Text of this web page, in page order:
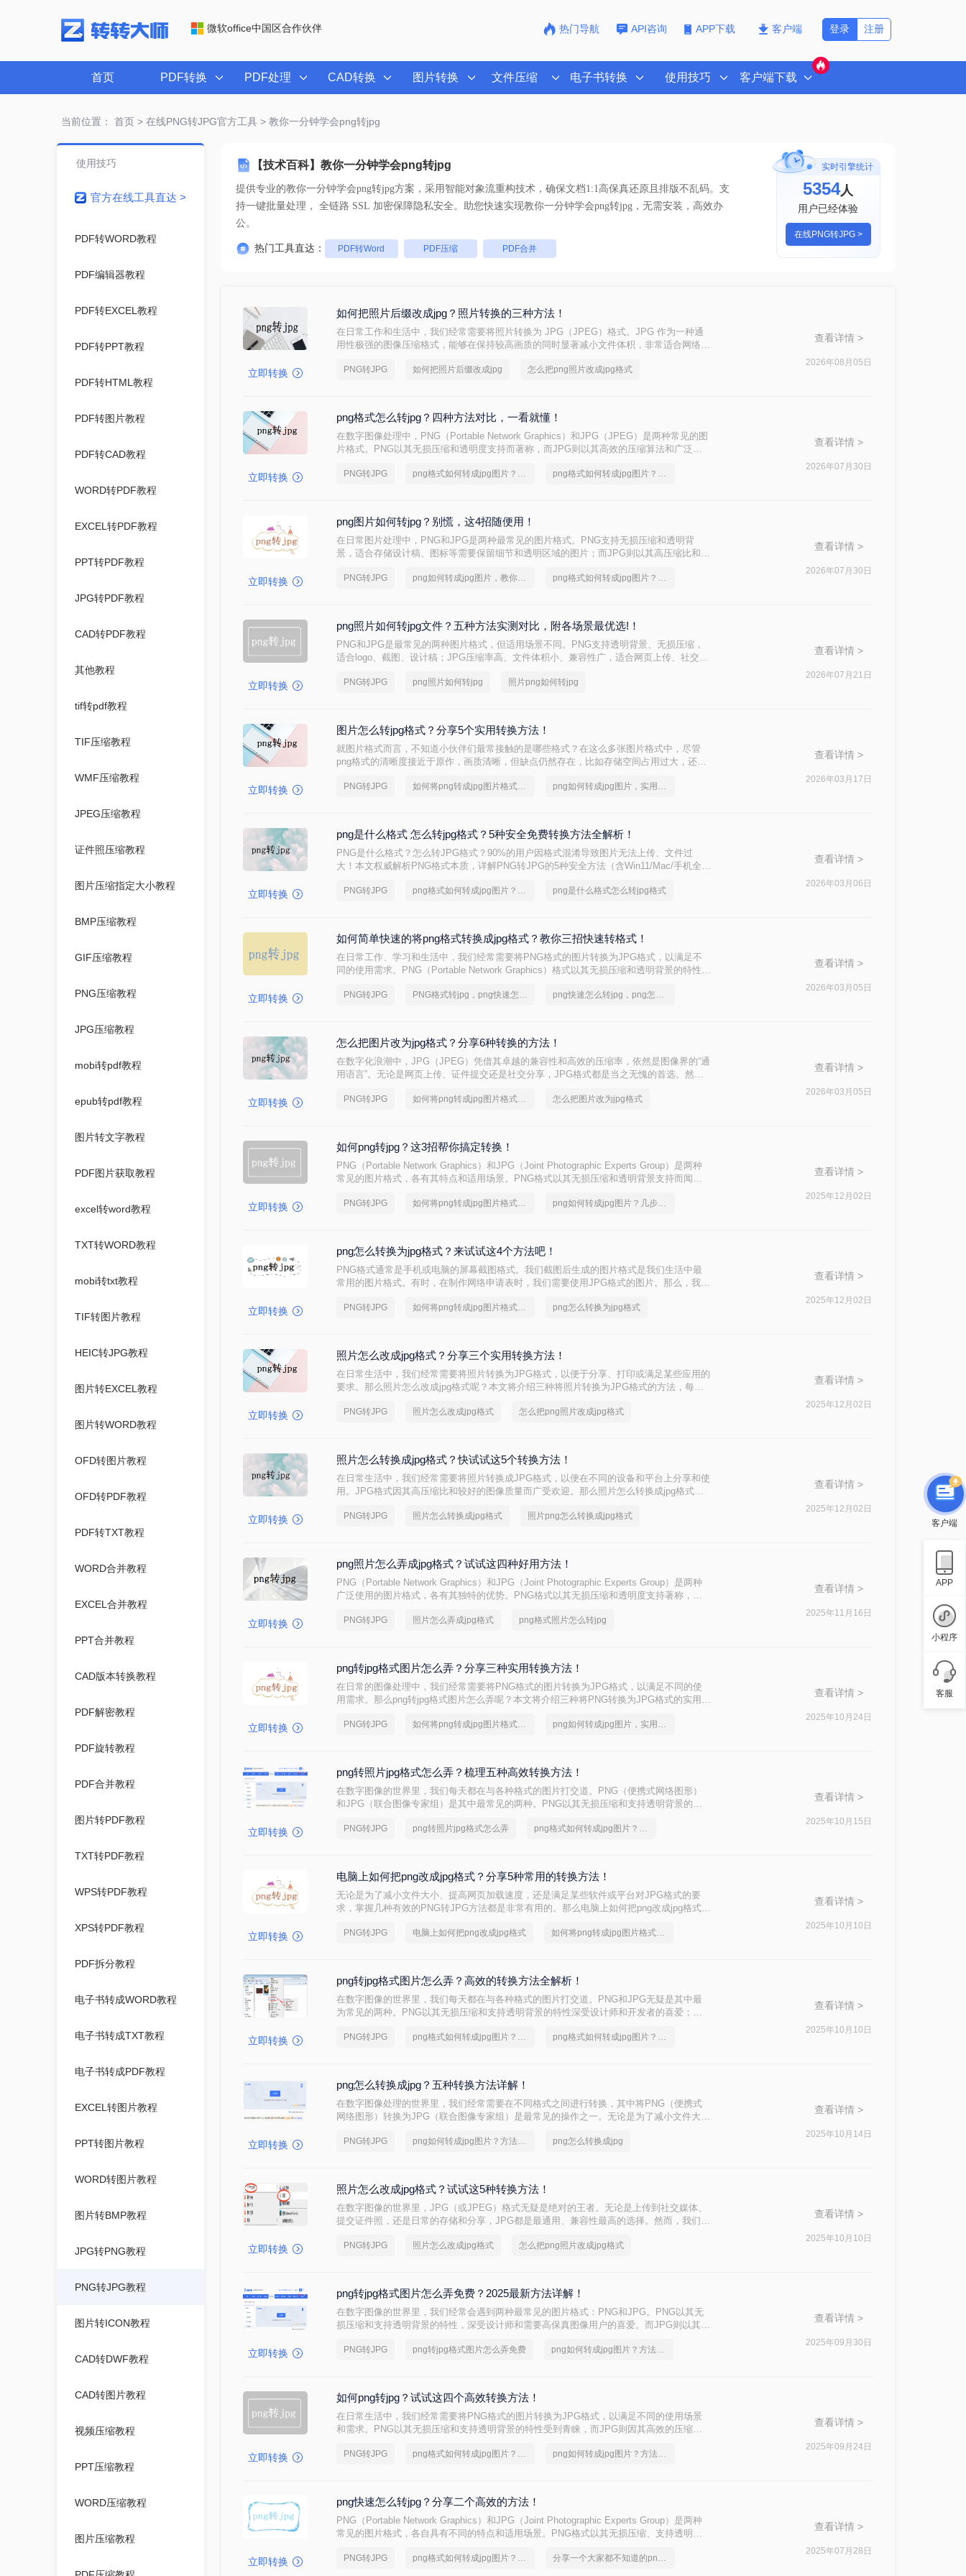
微软office中国区合作伙伴 热门导航 API咨询 APP下载 客户端 注册
登录
首页 PDF转换 PDF处理 CAD转换 图片转换 文件压缩 电子书转换 使用技巧 客户端下载
当前位置： 首页> 在线PNG转JPG官方工具> 教你一分钟学会png转jpg
【技术百科】教你一分钟学会png转jpg
提供专业的教你一分钟学会png转jpg方案，采用智能对象流重构技术，确保文档1:1高保真还原且排版不乱码。支
持一键批量处理， 全链路 SSL 加密保障隐私安全。助您快速实现教你一分钟学会png转jpg，无需安装，高效办
公。
热门工具直达： PDF转Word PDF压缩 PDF合并
实时引擎统计
5354人
用户已经体验
在线PNG转JPG >
使用技巧
官方在线工具直达 >
PDF转WORD教程
PDF编辑器教程
PDF转EXCEL教程
PDF转PPT教程
PDF转HTML教程
PDF转图片教程
PDF转CAD教程
WORD转PDF教程
EXCEL转PDF教程
PPT转PDF教程
JPG转PDF教程
CAD转PDF教程
其他教程
tif转pdf教程
TIF压缩教程
WMF压缩教程
JPEG压缩教程
证件照压缩教程
图片压缩指定大小教程
BMP压缩教程
GIF压缩教程
PNG压缩教程
JPG压缩教程
mobi转pdf教程
epub转pdf教程
图片转文字教程
PDF图片获取教程
excel转word教程
TXT转WORD教程
mobi转txt教程
TIF转图片教程
HEIC转JPG教程
图片转EXCEL教程
图片转WORD教程
OFD转图片教程
OFD转PDF教程
PDF转TXT教程
WORD合并教程
EXCEL合并教程
PPT合并教程
CAD版本转换教程
PDF解密教程
PDF旋转教程
PDF合并教程
图片转PDF教程
TXT转PDF教程
WPS转PDF教程
XPS转PDF教程
PDF拆分教程
电子书转成WORD教程
电子书转成TXT教程
电子书转成PDF教程
EXCEL转图片教程
PPT转图片教程
WORD转图片教程
图片转BMP教程
JPG转PNG教程
PNG转JPG教程
图片转ICON教程
CAD转DWF教程
CAD转图片教程
视频压缩教程
PPT压缩教程
WORD压缩教程
图片压缩教程
立即转换
如何把照片后缀改成jpg？照片转换的三种方法！
在日常工作和生活中，我们经常需要将照片转换为 JPG（JPEG）格式。JPG 作为一种通
用性极强的图像压缩格式，能够在保持较高画质的同时显著减小文件体积，非常适合网络传
“真实格式转换”，导致图片损坏或出现黑边、花屏等问题。本文从操作难度、转换质量、隐
PNG转JPG 如何把照片后缀改成jpg 怎么把png照片改成jpg格式
查看详情 >
2026年08月05日
立即转换
png格式怎么转jpg？四种方法对比，一看就懂！
在数字图像处理中，PNG（Portable Network Graphics）和JPG（JPEG）是两种常见的图
片格式。PNG以其无损压缩和透明度支持而著称，而JPG则以其高效的压缩算法和广泛的
转换为JPG格式。那么png格式怎么转jpg​呢？本文将介绍四种将PNG转换为JPG的高效方
PNG转JPG png格式如何转成jpg图片？方法详细解析 png格式如何转成jpg图片？简单易学的方法
查看详情 >
2026年07月30日
立即转换
png图片如何转jpg？别慌，这4招随便用！
在日常图片处理中，PNG和JPG是两种最常见的图片格式。PNG支持无损压缩和透明背
景，适合存储设计稿、图标等需要保留细节和透明区域的图片；而JPG则以其高压缩比和广
JPG呢？本文将先给出四种方案的直观对比，再逐一拆解操作步骤，您可根据图片数量、画
PNG转JPG png如何转成jpg图片，教你一招搞定 png格式如何转成jpg图片？几招轻松搞定
查看详情 >
2026年07月30日
立即转换
png照片如何转jpg文件？五种方法实测对比，附各场景最优选!！
PNG和JPG是最常见的两种图片格式，但适用场景不同。PNG支持透明背景、无损压缩，
适合logo、截图、设计稿；JPG压缩率高、文件体积小、兼容性广，适合网页上传、社交分
率、数据安全方面差异很大，选错方法可能导致图片模糊、色彩失真，甚至透明背景变成黑
PNG转JPG png照片如何转jpg 照片png如何转jpg
查看详情 >
2026年07月21日
立即转换
图片怎么转jpg格式？分享5个实用转换方法！
就图片格式而言，不知道小伙伴们最常接触的是哪些格式？在这么多张图片格式中，尽管
png格式的清晰度接近于原作，画质清晰，但缺点仍然存在，比如存储空间占用过大，还有
jpg？
PNG转JPG 如何将png转成jpg图片格式，实用的方法来了 png如何转成jpg图片，实用方法不要错过
查看详情 >
2026年03月17日
立即转换
png是什么格式 怎么转jpg格式？5种安全免费转换方法全解析！
PNG是什么格式？怎么转JPG格式？90%的用户因格式混淆导致图片无法上传、文件过
大！本文权威解析PNG格式本质，详解PNG转JPG的5种安全方法（含Win11/Mac/手机全平
图片格式转换核心痛点。
PNG转JPG png格式如何转成jpg图片？方法详细解析 png是什么格式怎么转jpg格式
查看详情 >
2026年03月06日
立即转换
如何简单快速的将png格式转换成jpg格式？教你三招快速转格式！
在日常工作、学习和生活中，我们经常需要将PNG格式的图片转换为JPG格式，以满足不
同的使用需求。PNG（Portable Network Graphics）格式以其无损压缩和透明背景的特性而
件大小而更适合网络传输和打印
PNG转JPG PNG格式转jpg，png快速怎么转jpg png快速怎么转jpg，png怎么转jpg格式
查看详情 >
2026年03月05日
立即转换
怎么把图片改为jpg格式？分享6种转换的方法！
在数字化浪潮中，JPG（JPEG）凭借其卓越的兼容性和高效的压缩率，依然是图像界的“通
用语言”。无论是网页上传、证件提交还是社交分享，JPG格式都是当之无愧的首选。然
摒弃繁琐的软件推荐，为你呈现最纯粹、最有效的实战方案。
PNG转JPG 如何将png转成jpg图片格式，分享一种简单的方法 怎么把图片改为jpg格式
查看详情 >
2026年03月05日
立即转换
如何png转jpg？这3招帮你搞定转换！
PNG（Portable Network Graphics）和JPG（Joint Photographic Experts Group）是两种
常见的图片格式，各有其特点和适用场景。PNG格式以其无损压缩和透明背景支持而闻
PNG格式的图片转换为JPG格式，以满足特定的需求。那么如何png转jpg呢？本文将介绍三
PNG转JPG 如何将png转成jpg图片格式，转转大师帮你解决 png如何转成jpg图片？几步就搞定
查看详情 >
2025年12月02日
立即转换
png怎么转换为jpg格式？来试试这4个方法吧！
PNG格式通常是手机或电脑的屏幕截图格式。我们截图后生成的图片格式是我们生活中最
常用的图片格式。有时，在制作网络申请表时，我们需要使用JPG格式的图片。那么，我们
吧。
PNG转JPG 如何将png转成jpg图片格式，实用的方法来了 png怎么转换为jpg格式
查看详情 >
2025年12月02日
立即转换
照片怎么改成jpg格式？分享三个实用转换方法！
在日常生活中，我们经常需要将照片转换为JPG格式，以便于分享、打印或满足某些应用的
要求。那么照片怎么改成jpg格式呢？本文将介绍三种将照片转换为JPG格式的方法，每种
PNG转JPG 照片怎么改成jpg格式 怎么把png照片改成jpg格式
查看详情 >
2025年12月02日
立即转换
照片怎么转换成jpg格式？快试试这5个转换方法！
在日常生活中，我们经常需要将照片转换成JPG格式，以便在不同的设备和平台上分享和使
用。JPG格式因其高压缩比和较好的图像质量而广受欢迎。那么照片怎么转换成jpg格式
件、操作系统自带功能、专业批量转换软件以及直接修改文件后缀名（虽然不推荐但提及以
PNG转JPG 照片怎么转换成jpg格式 照片png怎么转换成jpg格式
查看详情 >
2025年12月02日
立即转换
png照片怎么弄成jpg格式？试试这四种好用方法！
PNG（Portable Network Graphics）和JPG（Joint Photographic Experts Group）是两种
广泛使用的图片格式，各有其独特的优势。PNG格式以其无损压缩和透明度支持著称，非
率闻名，适合存储照片和真实场景图像。然而，有时我们需要将PNG照片转换为JPG格
PNG转JPG 照片怎么弄成jpg格式 png格式照片怎么转jpg
查看详情 >
2025年11月16日
立即转换
png转jpg格式图片怎么弄？分享三种实用转换方法！
在日常的图像处理中，我们经常需要将PNG格式的图片转换为JPG格式，以满足不同的使
用需求。那么png转jpg格式图片怎么弄呢？本文将介绍三种将PNG转换为JPG格式的实用方
PNG转JPG 如何将png转成jpg图片格式，实用的方法来了 png如何转成jpg图片，实用方法不要错过
查看详情 >
2025年10月24日
立即转换
png转照片jpg格式怎么弄？梳理五种高效转换方法！
在数字图像的世界里，我们每天都在与各种格式的图片打交道。PNG（便携式网络图形）
和JPG（联合图像专家组）是其中最常见的两种。PNG以其无损压缩和支持透明背景的特
网站上快速加载图片
PNG转JPG png转照片jpg格式怎么弄 png格式如何转成jpg图片？简单高效的恢复方法
查看详情 >
2025年10月15日
立即转换
电脑上如何把png改成jpg格式？分享5种常用的转换方法！
无论是为了减小文件大小、提高网页加载速度，还是满足某些软件或平台对JPG格式的要
求，掌握几种有效的PNG转JPG方法都是非常有用的。那么电脑上如何把png改成jpg格式
PNG转JPG 电脑上如何把png改成jpg格式 如何将png转成jpg图片格式，分享一种简单的方法
查看详情 >
2025年10月10日
立即转换
png转jpg格式图片怎么弄？高效的转换方法全解析！
在数字图像的世界里，我们每天都在与各种格式的图片打交道。PNG和JPG无疑是其中最
为常见的两种。PNG以其无损压缩和支持透明背景的特性深受设计师和开发者的喜爱；而
日常存储的绝对主力。因此，将PNG转换
PNG转JPG png格式如何转成jpg图片？简单高效的恢复方法 png格式如何转成jpg图片？方法详细解析
查看详情 >
2025年10月10日
立即转换
png怎么转换成jpg？五种转换方法详解！
在数字图像处理的世界里，我们经常需要在不同格式之间进行转换，其中将PNG（便携式
网络图形）转换为JPG（联合图像专家组）是最常见的操作之一。无论是为了减小文件大小
法都至关重要。那么png怎么转换成jpg呢？
PNG转JPG png如何转成jpg图片？方法详解 png怎么转换成jpg
查看详情 >
2025年10月14日
立即转换
照片怎么改成jpg格式？试试这5种转换方法！
在数字图像的世界里，JPG（或JPEG）格式无疑是绝对的王者。无论是上传到社交媒体、
提交证件照，还是日常的存储和分享，JPG都是最通用、兼容性最高的选择。然而，我们常
可能在不同场景下带来不便。那么，照片怎么改成jpg格式呢？
PNG转JPG 照片怎么改成jpg格式 怎么把png照片改成jpg格式
查看详情 >
2025年10月10日
立即转换
png转jpg格式图片怎么弄免费？2025最新方法详解！
在数字图像的世界里，我们经常会遇到两种最常见的图片格式：PNG和JPG。PNG以其无
损压缩和支持透明背景的特性，深受设计师和需要高保真图像用户的喜爱。而JPG则以其高
体分享和日常存储的首选。因此，将PNG转换为JPG的需求变得十分普遍——或许是为了
PNG转JPG png转jpg格式图片怎么弄免费 png如何转成jpg图片？方法详解
查看详情 >
2025年09月30日
立即转换
如何png转jpg？试试这四个高效转换方法！
在日常生活中，我们经常需要将PNG格式的图片转换为JPG格式，以满足不同的使用场景
和需求。PNG以其无损压缩和支持透明背景的特性受到青睐，而JPG则因其高效的压缩算
介绍四种将PNG转换为JPG的方法，帮助您轻松完成图片格式的转换。
PNG转JPG png格式如何转成jpg图片？简单高效的恢复方法 png如何转成jpg图片？方法详解
查看详情 >
2025年09月24日
立即转换
png快速怎么转jpg？分享二个高效的方法！
PNG（Portable Network Graphics）和JPG（Joint Photographic Experts Group）是两种
常见的图片格式，各自具有不同的特点和适用场景。PNG格式以其无损压缩、支持透明背
照片和图像。在某些情况下，我们可能需要将PNG图片快速转换为JPG格式，以满足特定
PNG转JPG png格式如何转成jpg图片？简单高效的恢复方法 分享一个大家都不知道的png转jpg方法
查看详情 >
2025年07月28日
客户端
APP
小程序
客服